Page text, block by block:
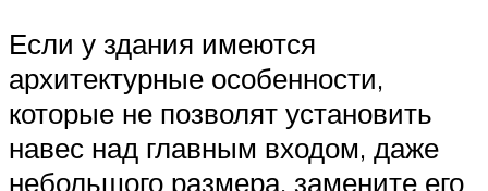
Если у здания имеются
архитектурные особенности,
которые не позволят установить
навес над главным входом, даже
небольшого размера, замените его